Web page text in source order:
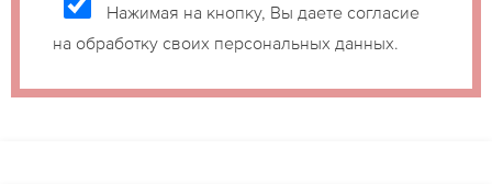
Нажимая на кнопку, Вы даете согласие
на обработку своих персональных данных.